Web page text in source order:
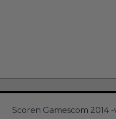
Scoren Gamescom 2014 -